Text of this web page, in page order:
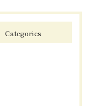
Categories